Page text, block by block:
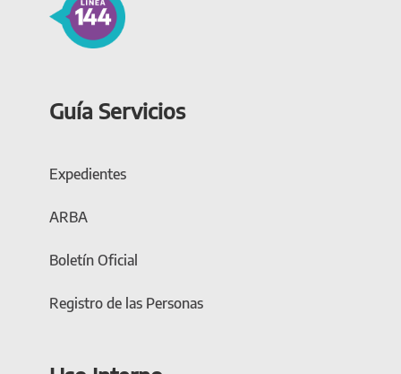
Guía Servicios
Expedientes
ARBA
Boletín Oficial
Registro de las Personas